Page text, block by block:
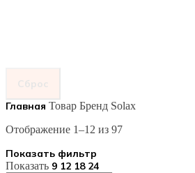
Сброс
Главная Товар Бренд Solax
Отображение 1–12 из 97
Показать фильтр
Показать 9 12 18 24